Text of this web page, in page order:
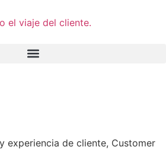
experiencia de cliente, Customer